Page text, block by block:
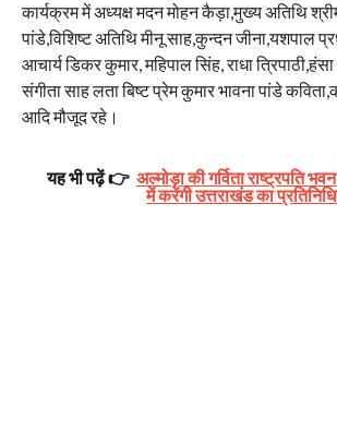
कार्यक्रम में अध्यक्ष मदन मोहन कैड़ा,मुख्य अतिथि
पांडे,विशिष्ट अतिथि मीनू साह,कुन्दन जीना,यशपाल
आचार्य डिकर कुमार, महिपाल सिंह, राधा
संगीता साह लता बिष्ट प्रेम कुमार भावना पांडे
आदि मौजूद रहे।
यह भी पढ़ें 👉 अल्मोड़ा की गर्विता राष्ट्रपति
में करेंगी उत्तराखंड का